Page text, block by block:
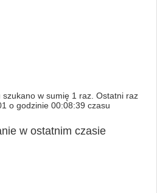
w sumię 1 raz. Ostatni raz
o godzinie 00:08:39 czasu
w ostatnim czasie